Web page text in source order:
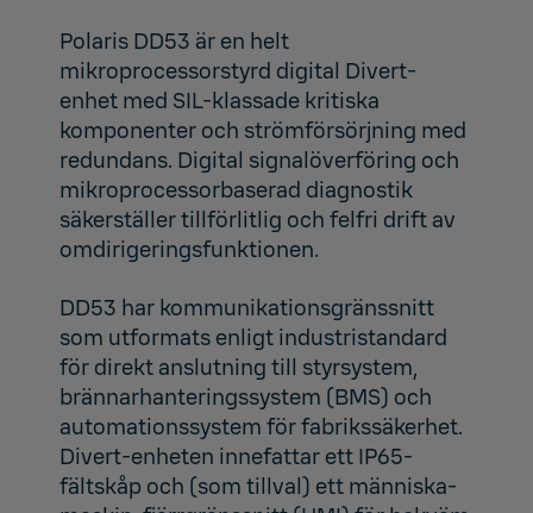
Polaris DD53 är en helt
mikroprocessorstyrd digital Divert-
enhet med SIL-klassade kritiska
komponenter och strömförsörjning med
redundans. Digital signalöverföring och
mikroprocessorbaserad diagnostik
säkerställer tillförlitlig och felfri drift av
omdirigeringsfunktionen.
DD53 har kommunikationsgränssnitt
som utformats enligt industristandard
för direkt anslutning till styrsystem,
brännarhanteringssystem (BMS) och
automationssystem för fabrikssäkerhet.
Divert-enheten innefattar ett IP65-
fältskåp och (som tillval) ett människa-